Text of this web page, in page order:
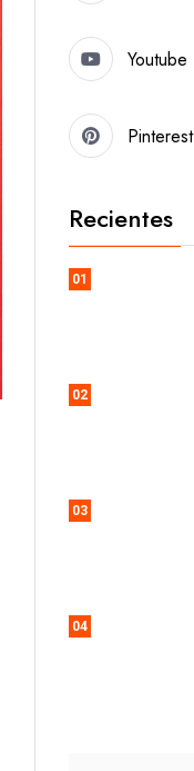
Youtube
Pinterest
Recientes
01
02
03
04